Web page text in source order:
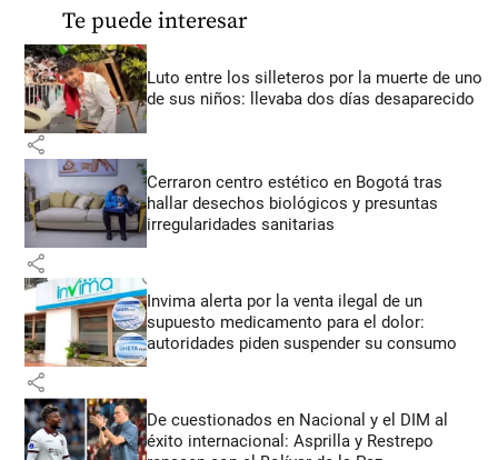
Te puede interesar
Luto entre los silleteros por la muerte de uno
de sus niños: llevaba dos días desaparecido
share
Cerraron centro estético en Bogotá tras
hallar desechos biológicos y presuntas
irregularidades sanitarias
share
Invima alerta por la venta ilegal de un
supuesto medicamento para el dolor:
autoridades piden suspender su consumo
share
De cuestionados en Nacional y el DIM al
éxito internacional: Asprilla y Restrepo